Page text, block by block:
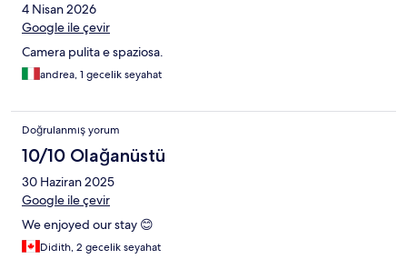
4 Nisan 2026
Google ile çevir
Camera pulita e spaziosa.
andrea, 1 gecelik seyahat
Doğrulanmış yorum
10/10 Olağanüstü
30 Haziran 2025
Google ile çevir
We enjoyed our stay 😊
Didith, 2 gecelik seyahat